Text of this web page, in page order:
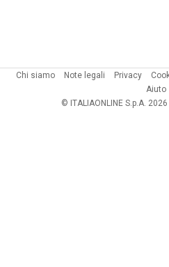
Chi siamo Note legali Privacy
Aiuto
© ITALIAONLINE S.p.A.